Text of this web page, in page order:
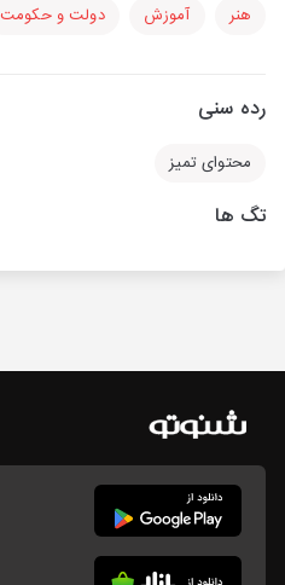
هنر آموزش دولت و حکومت
رده سنی
محتوای تمیز
تگ ها